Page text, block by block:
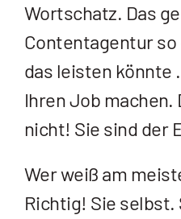
Wortschatz. Das
Contentagentur so
das leisten könnte
Ihren Job machen.
nicht! Sie sind der
Wer weiß am
Richtig! Sie selbst.